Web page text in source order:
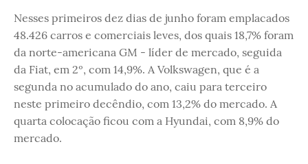
Nesses primeiros dez dias de junho foram emplacados
48.426 carros e comerciais leves, dos quais 18,7% foram
da norte-americana GM - líder de mercado, seguida
da Fiat, em 2º, com 14,9%. A Volkswagen, que é a
segunda no acumulado do ano, caiu para terceiro
neste primeiro decêndio, com 13,2% do mercado. A
quarta colocação ficou com a Hyundai, com 8,9% do
mercado.